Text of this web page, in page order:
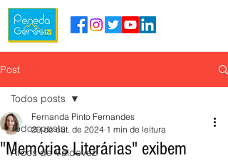
Post
Todos posts
Arcos de Valdevez
Todos posts
"Memórias Literárias" exibem
Fernanda Pinto Fernandes
29 de out. de 2024 1 min de leitura